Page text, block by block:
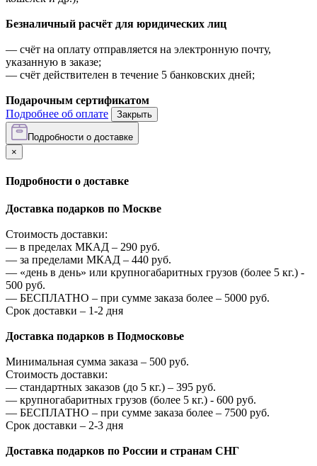
Безналичный расчёт для юридических лиц
— счёт на оплату отправляется на электронную почту,
указанную в заказе;
— счёт действителен в течение 5 банковских дней;
Подарочным сертификатом
Подробнее об оплате
Закрыть
Подробности о доставке
×
Подробности о доставке
Доставка подарков по Москве
Стоимость доставки:
— в пределах МКАД – 290 руб.
— за пределами МКАД – 440 руб.
— «день в день» или крупногабаритных грузов (более 5 кг.) -
500 руб.
— БЕСПЛАТНО – при сумме заказа более – 5000 руб.
Срок доставки – 1-2 дня
Доставка подарков в Подмосковье
Минимальная сумма заказа – 500 руб.
Стоимость доставки:
— стандартных заказов (до 5 кг.) – 395 руб.
— крупногабаритных грузов (более 5 кг.) - 600 руб.
— БЕСПЛАТНО – при сумме заказа более – 7500 руб.
Срок доставки – 2-3 дня
Доставка подарков по России и странам СНГ